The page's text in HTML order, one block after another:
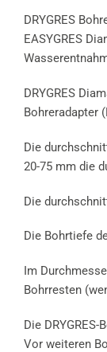
DRYGRES
EASYGRES
DRYGRES
Bohreradapter
Die
20-75 mm die
Die
Die Bohrtiefe
Im
Bohrresten
Die
Vor weiteren